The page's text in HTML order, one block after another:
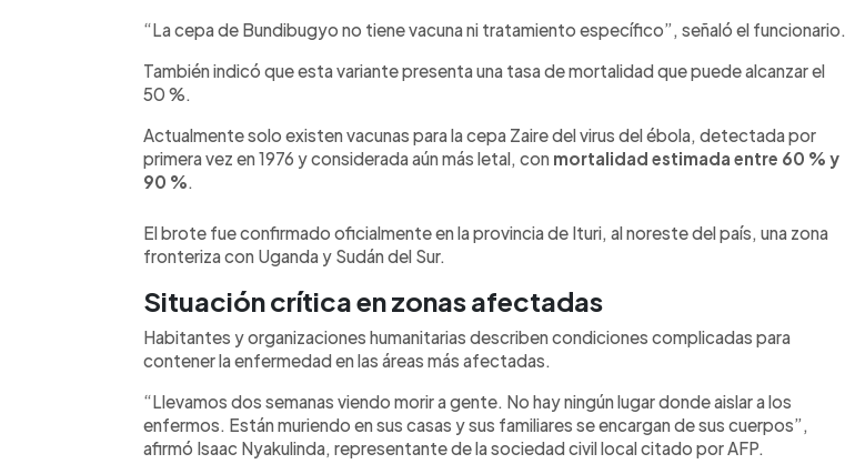
“La cepa de Bundibugyo no tiene vacuna ni tratamiento específico”, señaló el funcionario.
También indicó que esta variante presenta una tasa de mortalidad que puede alcanzar el
50 %.
Actualmente solo existen vacunas para la cepa Zaire del virus del ébola, detectada por
primera vez en 1976 y considerada aún más letal, con mortalidad estimada entre 60 % y
90 %.
El brote fue confirmado oficialmente en la provincia de Ituri, al noreste del país, una zona
fronteriza con Uganda y Sudán del Sur.
Situación crítica en zonas afectadas
Habitantes y organizaciones humanitarias describen condiciones complicadas para
contener la enfermedad en las áreas más afectadas.
“Llevamos dos semanas viendo morir a gente. No hay ningún lugar donde aislar a los
enfermos. Están muriendo en sus casas y sus familiares se encargan de sus cuerpos”,
afirmó Isaac Nyakulinda, representante de la sociedad civil local citado por AFP.